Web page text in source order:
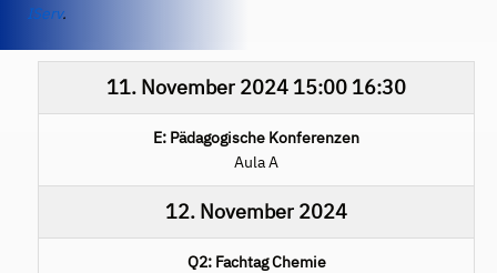
IServ.
11. November 2024 15:00 16:30
E: Pädagogische Konferenzen
Aula A
12. November 2024
Q2: Fachtag Chemie